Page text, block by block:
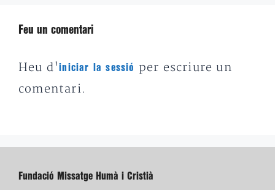
Feu un comentari
Heu d'iniciar la sessió
per escriure un
comentari.
Fundació Missatge Humà i Cristià